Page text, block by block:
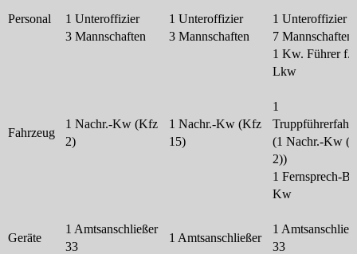
Personal 1 Unteroffizier 1 Unteroffizier
1 Unteroffizier
3 Mannschaften
3 Mannschaften
7 Mannschaften
1 Kw. Führer f.
Lkw
Fahrzeug
1 Nachr.-Kw (Kfz
2)
1 Nachr.-Kw (Kfz
15)
1
(1 Nachr.-Kw
2))
1 Fernsprech-
Kw
Geräte
1 Amtsanschließer
33
1 Amtsanschließer
1
33